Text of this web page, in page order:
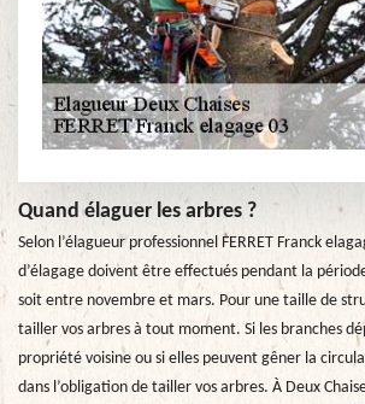
Quand élaguer les arbres ?
Selon l’élagueur professionnel FERRET Franck
d’élagage doivent être effectués pendant la
soit entre novembre et mars. Pour une taille de
tailler vos arbres à tout moment. Si les branches
propriété voisine ou si elles peuvent gêner la
dans l’obligation de tailler vos arbres. À Deux